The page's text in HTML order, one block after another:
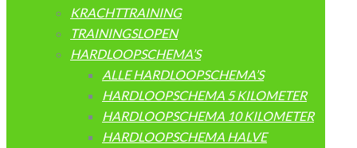
KRACHTTRAINING
TRAININGSLOPEN
HARDLOOPSCHEMA’S
ALLE HARDLOOPSCHEMA’S
HARDLOOPSCHEMA 5 KILOMETER
HARDLOOPSCHEMA 10 KILOMETER
HARDLOOPSCHEMA HALVE